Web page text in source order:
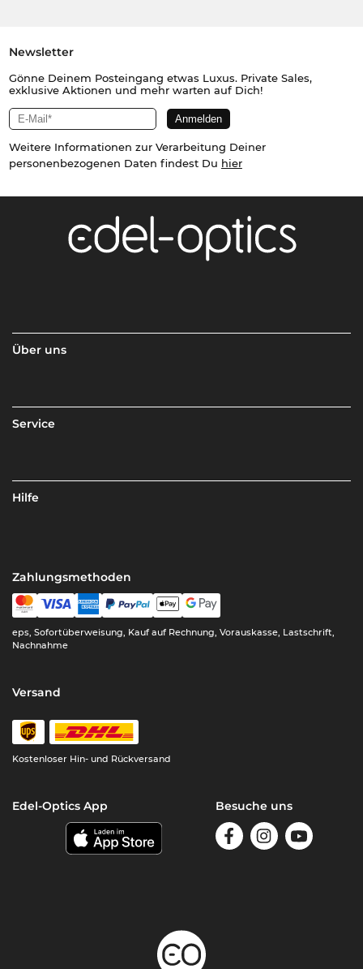
Newsletter
Gönne Deinem Posteingang etwas Luxus. Private Sales,
exklusive Aktionen und mehr warten auf Dich!
Weitere Informationen zur Verarbeitung Deiner
personenbezogenen Daten findest Du hier
Über uns
Service
Hilfe
Zahlungsmethoden
eps, Sofortüberweisung, Kauf auf Rechnung, Vorauskasse, Lastschrift,
Nachnahme
Versand
Kostenloser Hin- und Rückversand
Edel-Optics App Besuche uns